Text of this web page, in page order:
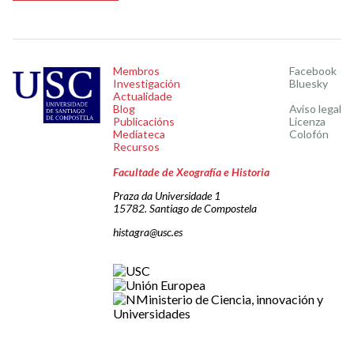
Membros
Investigación
Actualidade
Blog
Publicacións
Mediateca
Recursos
Facebook
Bluesky
Aviso legal
Licenza
Colofón
Facultade de Xeografía e Historia
Praza da Universidade 1
15782. Santiago de Compostela
histagra@usc.es